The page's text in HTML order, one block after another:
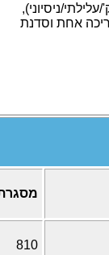
ניסיוני),
אחת וסדנת
810